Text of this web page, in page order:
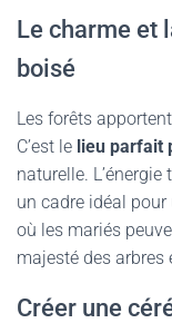
Le charme et
boisé
Les forêts
C’est le lieu parfait
naturelle.
un cadre idéal
où les mariés
majesté des arbres
Créer une